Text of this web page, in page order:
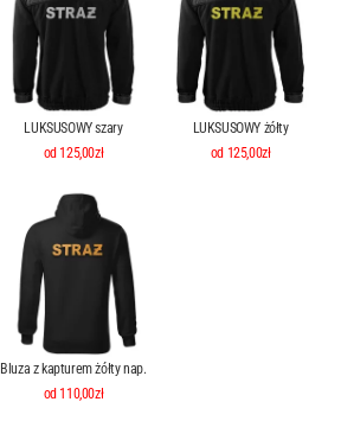
LUKSUSOWY szary
od 125,00zł
LUKSUSOWY żółty
od 125,00zł
Bluza z kapturem żółty nap.
od 110,00zł